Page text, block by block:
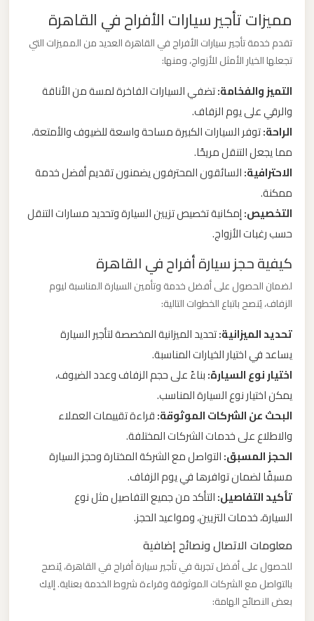
مميزات تأجير سيارات الأفراح في القاهرة
تقدم خدمة تأجير سيارات الأفراح في القاهرة العديد من المميزات التي
تجعلها الخيار الأمثل للأزواج، ومنها:
التميز والفخامة:تضفي السيارات الفاخرة لمسة من الأناقة
والرقي على يوم الزفاف.
الراحة:توفر السيارات الكبيرة مساحة واسعة للضيوف والأمتعة،
مما يجعل التنقل مريحًا.
الاحترافية:السائقون المحترفون يضمنون تقديم أفضل خدمة
ممكنة.
التخصيص:إمكانية تخصيص تزيين السيارة وتحديد مسارات التنقل
حسب رغبات الأزواج.
كيفية حجز سيارة أفراح في القاهرة
لضمان الحصول على أفضل خدمة وتأمين السيارة المناسبة ليوم
الزفاف، يُنصح باتباع الخطوات التالية:
تحديد الميزانية:تحديد الميزانية المخصصة لتأجير السيارة
يساعد في اختيار الخيارات المناسبة.
اختيار نوع السيارة:بناءً على حجم الزفاف وعدد الضيوف،
يمكن اختيار نوع السيارة المناسب.
البحث عن الشركات الموثوقة:قراءة تقييمات العملاء
والاطلاع على خدمات الشركات المختلفة.
الحجز المسبق:التواصل مع الشركة المختارة وحجز السيارة
مسبقًا لضمان توافرها في يوم الزفاف.
تأكيد التفاصيل:التأكد من جميع التفاصيل مثل نوع
السيارة، خدمات التزيين، ومواعيد الحجز.
معلومات الاتصال ونصائح إضافية
للحصول على أفضل تجربة في تأجير سيارة أفراح في القاهرة، يُنصح
بالتواصل مع الشركات الموثوقة وقراءة شروط الخدمة بعناية. إليك
بعض النصائح الهامة:
العرب
ليموزين
مطار
القاهرة
ليموزين
القاهرة
للاسكندرية
ليموزين
القاهرة
مطار
العرب
ليموزين
الاسكندرية
مطار
القاهرة
ليموزين
مطار
مرسي
مطروح